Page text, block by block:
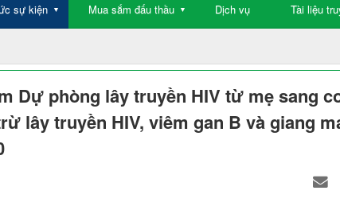
sự kiện ▼ Mua sắm đấu thầu ▼ Dịch vụ Tài liệu
Dự phòng lây truyền HIV từ mẹ sang
lây truyền HIV, viêm gan B và giang